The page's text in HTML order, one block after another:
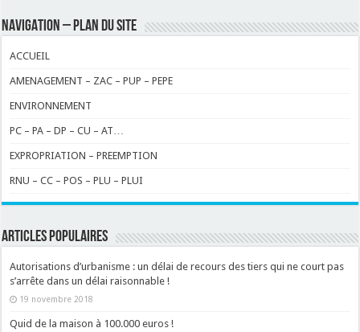
NAVIGATION – PLAN DU SITE
ACCUEIL
AMENAGEMENT – ZAC – PUP – PEPE
ENVIRONNEMENT
PC – PA – DP – CU – AT…
EXPROPRIATION – PREEMPTION
RNU – CC – POS – PLU – PLUI
ARTICLES POPULAIRES
Autorisations d’urbanisme : un délai de recours des tiers qui ne court pas
s’arrête dans un délai raisonnable !
19 novembre 2018
Quid de la maison à 100.000 euros !